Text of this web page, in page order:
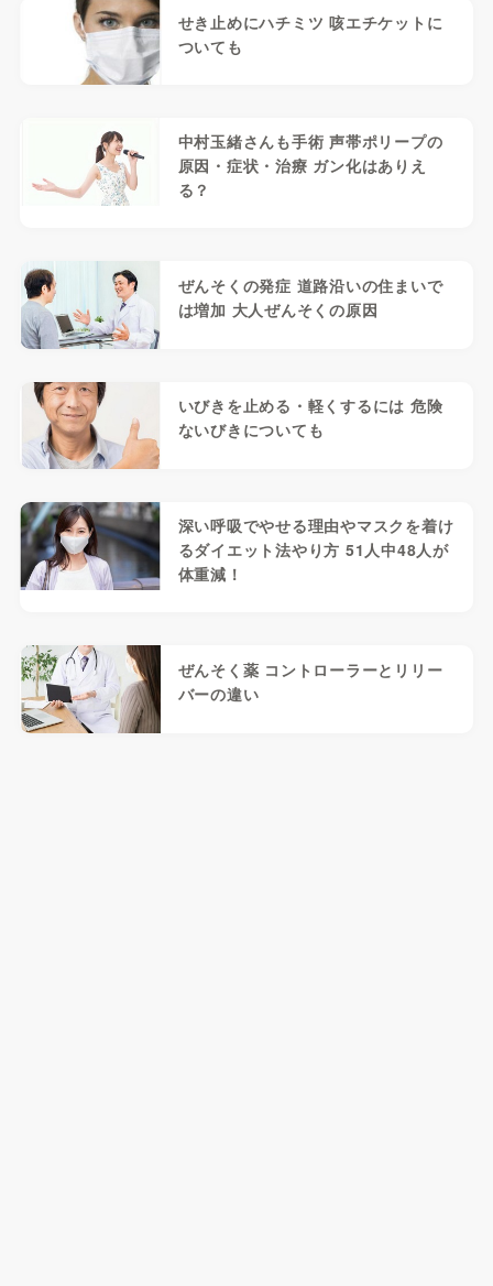
せき止めにハチミツ 咳エチケットに
ついても
中村玉緒さんも手術 声帯ポリープの
原因・症状・治療 ガン化はありえ
る？
ぜんそくの発症 道路沿いの住まいで
は増加 大人ぜんそくの原因
いびきを止める・軽くするには 危険
ないびきについても
深い呼吸でやせる理由やマスクを着け
るダイエット法やり方 51人中48人が
体重減！
ぜんそく薬 コントローラーとリリー
バーの違い